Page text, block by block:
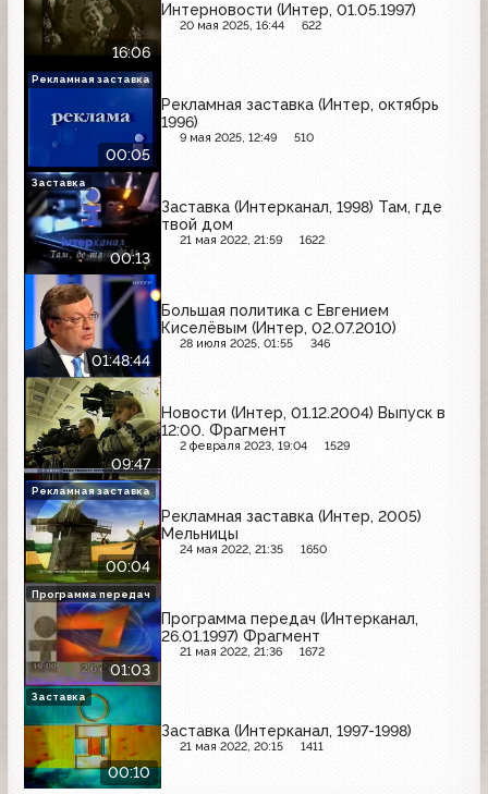
16:06
Интерновости (Интер, 01.05.1997)
20 мая 2025, 16:44 622
00:05
Рекламная заставка (Интер, октябрь
1996)
9 мая 2025, 12:49 510
Рекламная заставка
00:13
Заставка (Интерканал, 1998) Там, где
твой дом
21 мая 2022, 21:59 1622
Заставка
01:48:44
Большая политика с Евгением
Киселёвым (Интер, 02.07.2010)
28 июля 2025, 01:55 346
09:47
Новости (Интер, 01.12.2004) Выпуск в
12:00. Фрагмент
2 февраля 2023, 19:04 1529
00:04
Рекламная заставка (Интер, 2005)
Мельницы
24 мая 2022, 21:35 1650
Рекламная заставка
01:03
Программа передач (Интерканал,
26.01.1997) Фрагмент
21 мая 2022, 21:36 1672
Программа передач
00:10
Заставка (Интерканал, 1997-1998)
21 мая 2022, 20:15 1411
Заставка